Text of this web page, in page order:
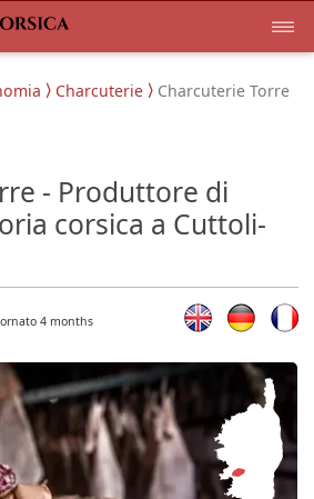
Charcuterie Charcuterie Torre
- Produttore di
corsica a Cuttoli-
4 months